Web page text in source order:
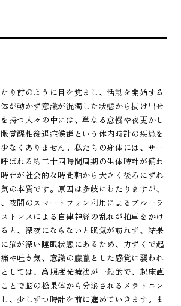
り前のように目を覚まし、活動を開始する
が動かず意識が混濁した状態から抜け出せ
持つ人々の中には、単なる怠慢や夜更かし
覚醒相後退症候群という体内時計の疾患を
なくありません。私たちの身体には、サー
ばれる約二十四時間周期の生体時計が備わ
計が社会的な時間軸から大きく後ろにずれ
の本質です。原因は多岐にわたりますが、
夜間のスマートフォン利用によるブルーラ
トレスによる自律神経の乱れが拍車をかけ
と、深夜にならないと眠気が訪れず、結果
脳が深い睡眠状態にあるため、力ずくで起
や吐き気、意識の朦朧とした感覚に襲われ
しては、高照度光療法が一般的で、起床直
とで脳の松果体から分泌されるメラトニン
、少しずつ時計を前に進めていきます。ま